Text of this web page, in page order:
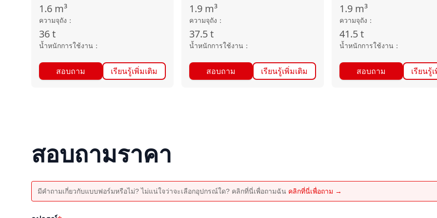
1.6 m³
ความจุถัง ：
36t
น้ำหนักการใช้งาน ：
สอบถาม เรียนรู้เพิ่มเติม
1.9 m³
ความจุถัง ：
37.5t
น้ำหนักการใช้งาน ：
สอบถาม เรียนรู้เพิ่มเติม
1.9 m³
ความจุถัง ：
41.5t
น้ำหนักการใช้งาน ：
สอบถาม เรียนรู้
สอบถามราคา
มีคำถามเกี่ยวกับแบบฟอร์มหรือไม่? ไม่แน่ใจว่าจะเลือกอุปกรณ์ใด? คลิกที่นี่เพื่อถามฉัน คลิกที่นี่เพื่อถาม →